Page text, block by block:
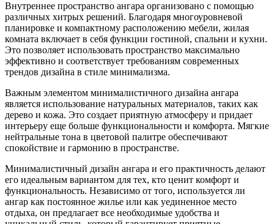
Внутреннее пространство ангара организовано с помощью
различных хитрых решений. Благодаря многоуровневой
планировке и компактному расположению мебели, жилая
комната включает в себя функции гостиной, спальни и кухни.
Это позволяет использовать пространство максимально
эффективно и соответствует требованиям современных
трендов дизайна в стиле минимализма.
Важным элементом минималистичного дизайна ангара
является использование натуральных материалов, таких как
дерево и кожа. Это создает приятную атмосферу и придает
интерьеру еще больше функциональности и комфорта. Мягкие
нейтральные тона в цветовой палитре обеспечивают
спокойствие и гармонию в пространстве.
Минималистичный дизайн ангара и его практичность делают
его идеальным вариантом для тех, кто ценит комфорт и
функциональность. Независимо от того, используется ли
ангар как постоянное жилье или как уединенное место
отдыха, он предлагает все необходимые удобства и